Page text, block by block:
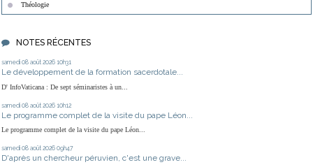
Théologie
NOTES RÉCENTES
samedi 08 août 2026 10h31
Le développement de la formation sacerdotale...
D' InfoVaticana : De sept séminaristes à un...
samedi 08 août 2026 10h12
Le programme complet de la visite du pape Léon...
Le programme complet de la visite du pape Léon...
samedi 08 août 2026 09h47
D'après un chercheur péruvien, c'est une grave...